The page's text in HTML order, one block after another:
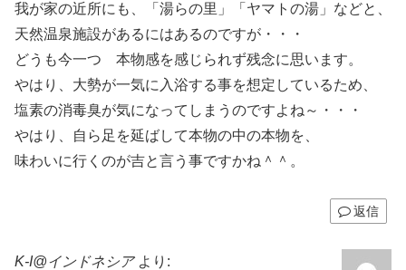
我が家の近所にも、「湯らの里」「ヤマトの湯」などと、
天然温泉施設があるにはあるのですが・・・
どうも今一つ 本物感を感じられず残念に思います。
やはり、大勢が一気に入浴する事を想定しているため、
塩素の消毒臭が気になってしまうのですよね～・・・
やはり、自ら足を延ばして本物の中の本物を、
味わいに行くのが吉と言う事ですかね＾＾。
返信
K-I@インドネシア より: